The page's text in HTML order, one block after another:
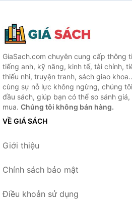
GiaSach.com chuyên cung cấp thông
tiếng anh, kỹ năng, kinh tế, tài chính,
thiếu nhi, truyện tranh, sách giao
cùng sự nỗ lực không ngừng, chúng
đầu sách, giúp bạn có thể so sánh
mua. Chúng tôi không bán hàng.
VỀ GIÁ SÁCH
Giới thiệu
Chính sách bảo mật
Điều khoản sử dụng